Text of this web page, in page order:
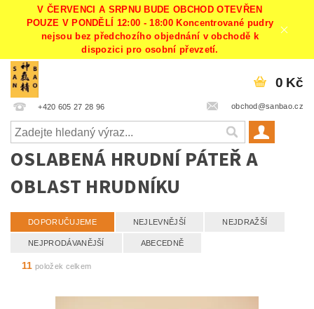
V ČERVENCI A SRPNU BUDE OBCHOD OTEVŘEN
POUZE V PONDĚLÍ 12:00 - 18:00 Koncentrované pudry
nejsou bez předchozího objednání v obchodě k
dispozici pro osobní převzetí.
+420 605 27 28 96 obchod@sanbao.cz
0 Kč
OSLABENÁ HRUDNÍ PÁTEŘ A
OBLAST HRUDNÍKU
DOPORUČUJEME NEJLEVNĚJŠÍ NEJDRAŽŠÍ
NEJPRODÁVANĚJŠÍ ABECEDNĚ
11 položek celkem